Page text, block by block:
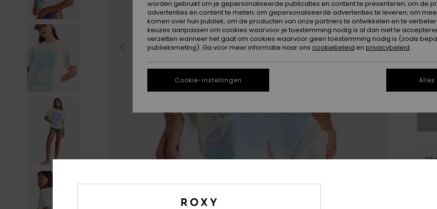
Dit
worden gebruikt om je gepersonaliseerde publicaties en content te presenteren; om de
advertenties en content te meten; om gepersonaliseerde advertenties te leveren; om
komen over hun publiek; om de producten van onze partners te ontwikkelen en te
keuzes aanpassen om cookies waarvoor je toestemming nodig is al dan niet te
verzetten wanneer het gaat om cookies waarvoor geen toestemming nodig is (zoals
publieksmeting). Ga voor meer informatie naar ons cookiebeleid en privacybeleid
Cookie-instellingen Alles